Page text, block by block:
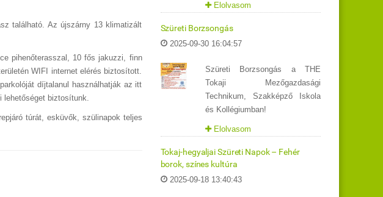
található. Az újszárny 13 klimatizált
pihenőterasszal, 10 fős jakuzzi, finn
WIFI internet elérés biztosított.
díjtalanul használhatják az itt
lehetőséget biztosítunk.
túrát, esküvők, szülinapok teljes
Elolvasom
Szüreti Borzsongás
2025-09-30 16:04:57
Szüreti Borzsongás a THE
Tokaji Mezőgazdasági
Technikum, Szakképző Iskola
és Kollégiumban!
Elolvasom
Tokaj-hegyaljai Szüreti Napok – Fehér
borok, színes kultúra
2025-09-18 13:40:43